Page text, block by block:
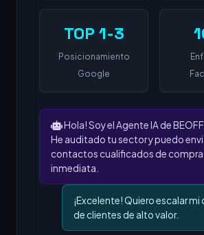
TOP 1-3
Posicionamiento
Google
Hola! Soy el Agente IA de
He auditado tu sector y puedo
contactos cualificados de compra
inmediata.
¡Excelente! Quiero escalar
de clientes de alto valor.